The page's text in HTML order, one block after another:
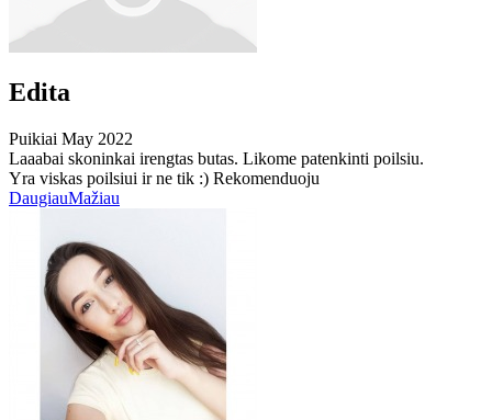
Edita
Puikiai May 2022
Laaabai skoninkai irengtas butas. Likome patenkinti poilsiu.
Yra viskas poilsiui ir ne tik :) Rekomenduoju
DaugiauMažiau